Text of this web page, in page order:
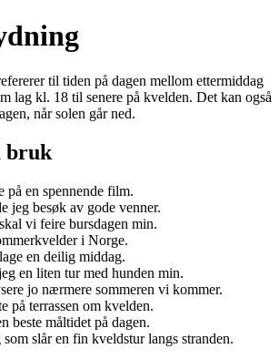
til tiden på dagen mellom ettermiddag
lag kl. 18 til senere på kvelden. Det kan også
når solen går ned.
bruk
på en spennende film.
jeg besøk av gode venner.
vi feire bursdagen min.
i Norge.
en deilig middag.
en liten tur med hunden min.
jo nærmere sommeren vi kommer.
på terrassen om kvelden.
beste måltidet på dagen.
slår en fin kveldstur langs stranden.